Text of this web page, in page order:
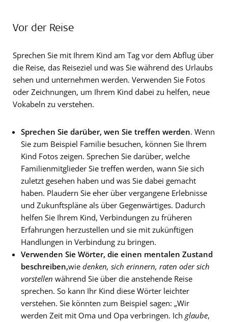
Vor der Reise
Sprechen Sie mit Ihrem Kind am Tag vor dem Abflug über
die Reise, das Reiseziel und was Sie während des Urlaubs
sehen und unternehmen werden. Verwenden Sie Fotos
oder Zeichnungen, um Ihrem Kind dabei zu helfen, neue
Vokabeln zu verstehen.
Sprechen Sie darüber, wen Sie treffen werden. Wenn
Sie zum Beispiel Familie besuchen, können Sie Ihrem
Kind Fotos zeigen. Sprechen Sie darüber, welche
Familienmitglieder Sie treffen werden, wann Sie sich
zuletzt gesehen haben und was Sie dabei gemacht
haben. Plaudern Sie eher über vergangene Erlebnisse
und Zukunftspläne als über Gegenwärtiges. Dadurch
helfen Sie Ihrem Kind, Verbindungen zu früheren
Erfahrungen herzustellen und sie mit zukünftigen
Handlungen in Verbindung zu bringen.
Verwenden Sie Wörter, die einen mentalen Zustand
beschreiben,wie denken, sich erinnern, raten oder sich
vorstellen während Sie über die anstehende Reise
sprechen. So kann Ihr Kind diese Wörter leichter
verstehen. Sie könnten zum Beispiel sagen: „Wir
werden Zeit mit Oma und Opa verbringen. Ich glaube,